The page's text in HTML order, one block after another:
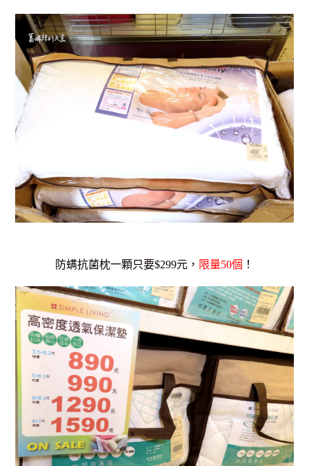
防螨抗菌枕一顆只要$299元， 限量50個 ！